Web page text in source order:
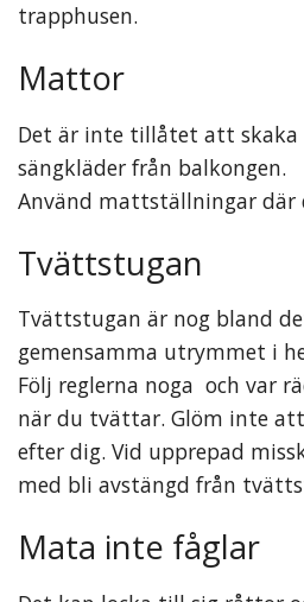
trapphusen.
Mattor
Det är inte tillåtet att
sängkläder från balkongen.
Använd mattställningar där
Tvättstugan
Tvättstugan är nog bland
gemensamma utrymmet i
Följ reglerna noga och var
när du tvättar. Glöm inte
efter dig. Vid upprepad
med bli avstängd från
Mata inte fåglar